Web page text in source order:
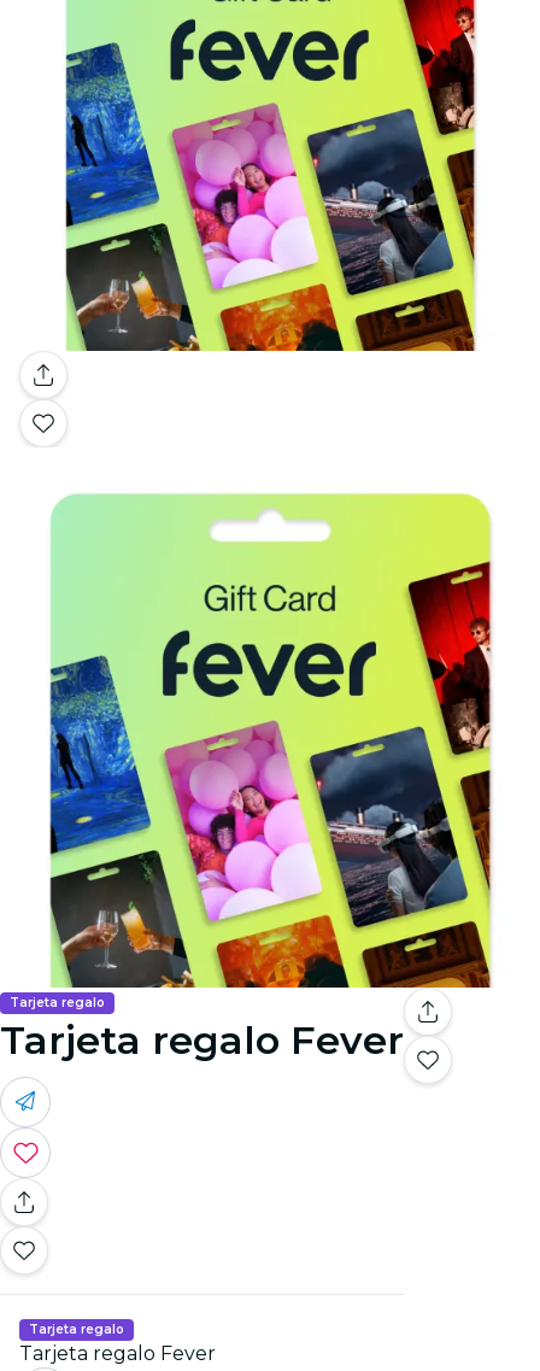
Tarjeta regalo
Tarjeta regalo Fever
Tarjeta regalo
Tarjeta regalo Fever